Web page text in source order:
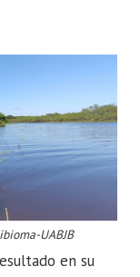
UABJB
en su